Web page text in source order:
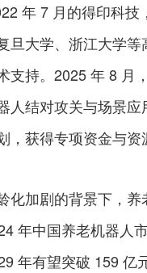
年 7 月的得印科
旦大学、浙江大学
支持。2025 年 8 月
人结对攻关与场景
，获得专项资金与资
化加剧的背景下，
年中国养老机器人
年有望突破 159 亿